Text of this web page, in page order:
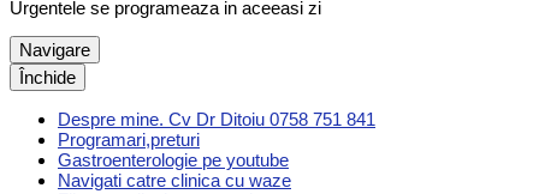
Urgentele se programeaza in aceeasi zi
Navigare
Închide
Despre mine. Cv Dr Ditoiu 0758 751 841
Programari,preturi
Gastroenterologie pe youtube
Navigati catre clinica cu waze